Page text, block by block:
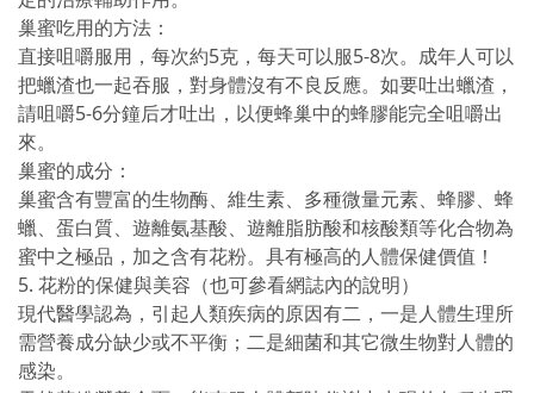
巢蜜吃用的方法：
直接咀嚼服用，每次約5克，每天可以服5-8次。成年人可以
把蠟渣也一起吞服，對身體沒有不良反應。如要吐出蠟渣，
請咀嚼5-6分鐘后才吐出，以便蜂巢中的蜂膠能完全咀嚼出
來。
巢蜜的成分：
巢蜜含有豐富的生物酶、維生素、多種微量元素、蜂膠、蜂
蠟、蛋白質、遊離氨基酸、遊離脂肪酸和核酸類等化合物為
蜜中之極品，加之含有花粉。具有極高的人體保健價值！
5. 花粉的保健與美容（也可參看網誌內的說明）
現代醫學認為，引起人類疾病的原因有二，一是人體生理所
需營養成分缺少或不平衡；二是細菌和其它微生物對人體的
感染。